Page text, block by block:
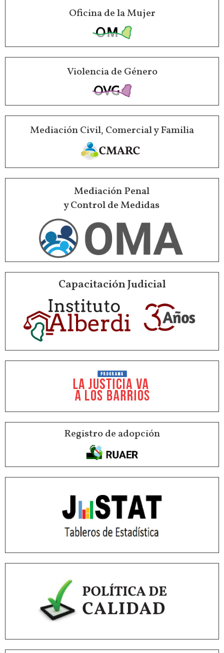
Oficina de la Mujer
Violencia de Género
Mediación Civil, Comercial y Familia
Mediación Penal
y Control de Medidas
Capacitación Judicial
Registro de adopción